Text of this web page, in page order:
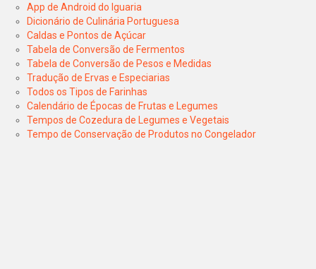
App de Android do Iguaria
Dicionário de Culinária Portuguesa
Caldas e Pontos de Açúcar
Tabela de Conversão de Fermentos
Tabela de Conversão de Pesos e Medidas
Tradução de Ervas e Especiarias
Todos os Tipos de Farinhas
Calendário de Épocas de Frutas e Legumes
Tempos de Cozedura de Legumes e Vegetais
Tempo de Conservação de Produtos no Congelador